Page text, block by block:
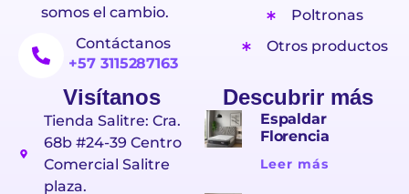
somos el cambio.
Contáctanos
+57 3115287163
Poltronas
Otros productos
Visítanos
Tienda Salitre: Cra.
68b #24-39 Centro
Comercial Salitre
plaza.
Descubrir más
Espaldar
Florencia
Leer más